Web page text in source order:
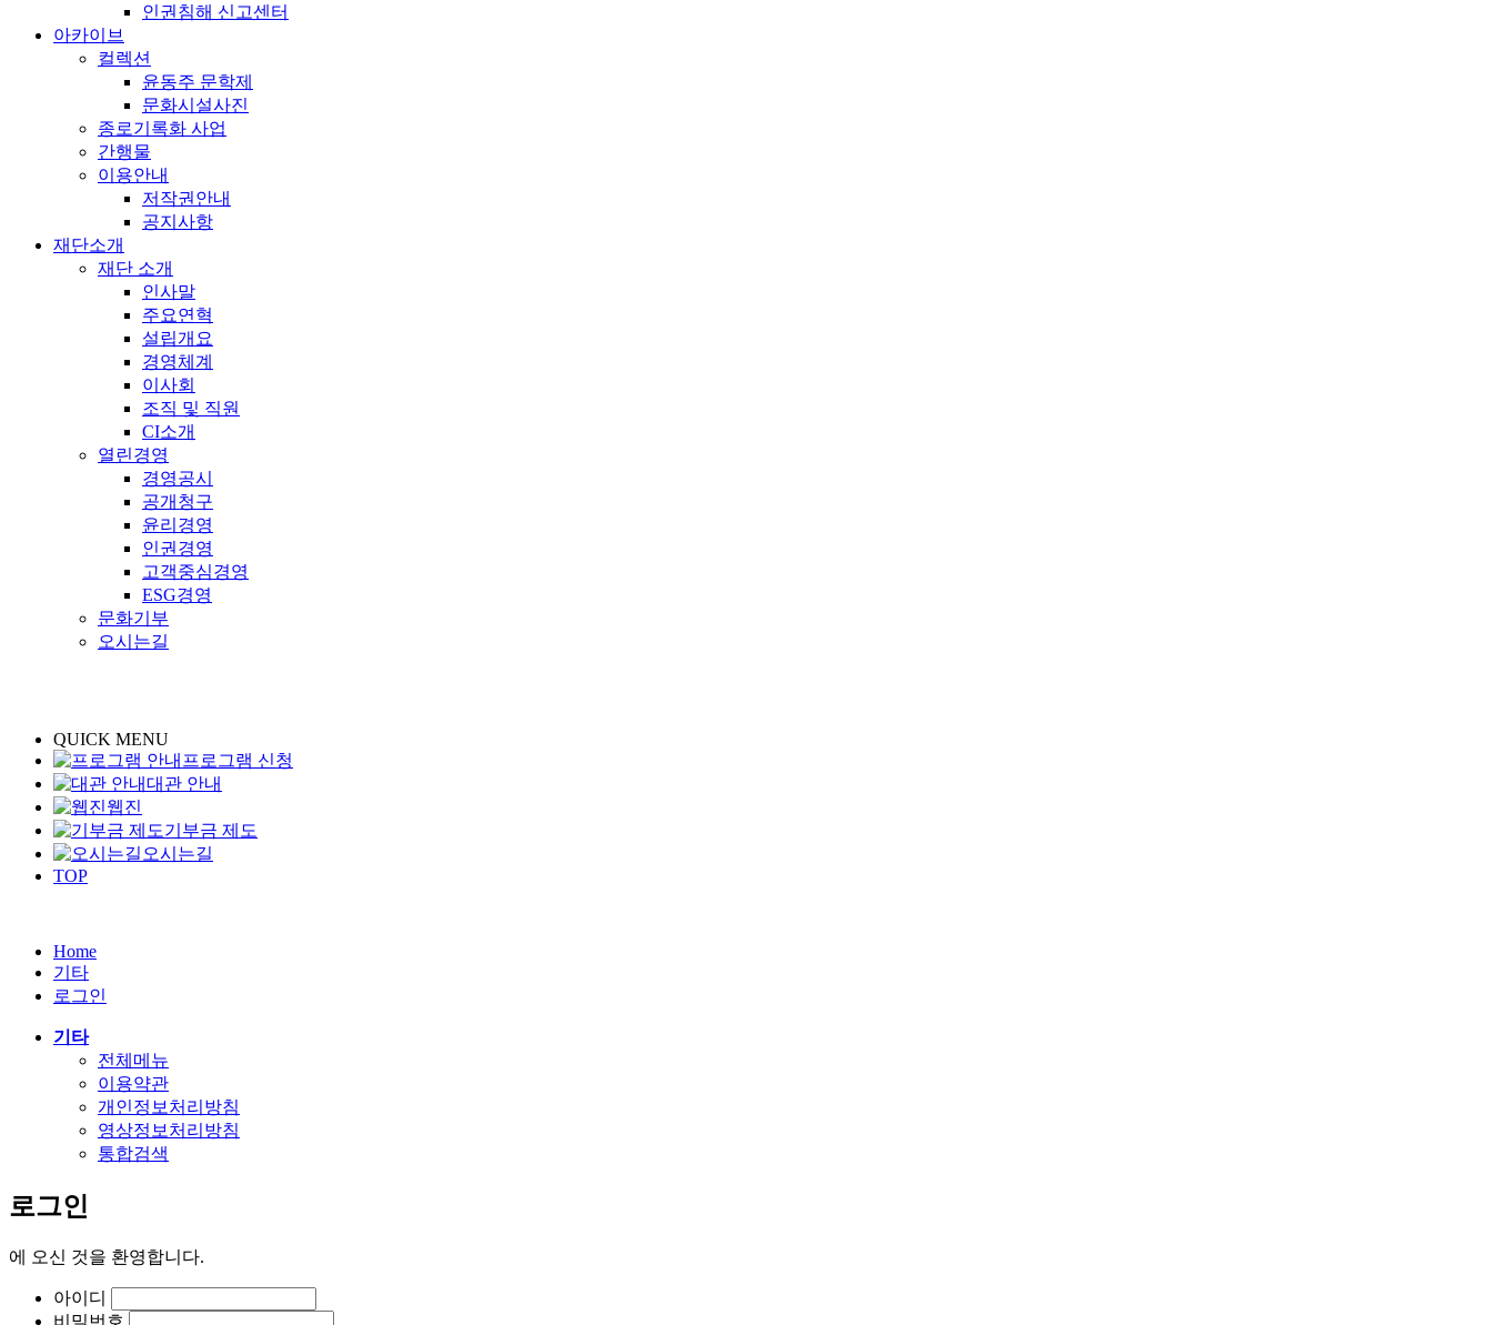
인권침해 신고센터
아카이브
컬렉션
윤동주 문학제
문화시설사진
종로기록화 사업
간행물
이용안내
저작권안내
공지사항
재단소개
재단 소개
인사말
주요연혁
설립개요
경영체계
이사회
조직 및 직원
CI소개
열린경영
경영공시
공개청구
윤리경영
인권경영
고객중심경영
ESG경영
문화기부
오시는길
QUICK MENU
프로그램 신청
대관 안내
웹진
기부금 제도
오시는길
TOP
Home
기타
로그인
기타
전체메뉴
이용약관
개인정보처리방침
영상정보처리방침
통합검색
로그인
에 오신 것을 환영합니다.
아이디
비밀번호